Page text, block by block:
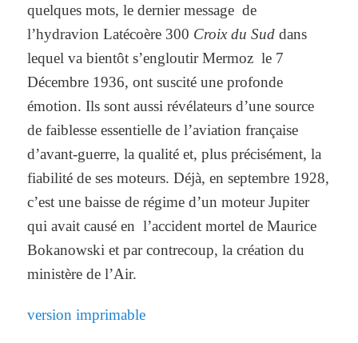
quelques mots, le dernier message de
l’hydravion Latécoère 300 Croix du Sud dans
lequel va bientôt s’engloutir Mermoz le 7
Décembre 1936, ont suscité une profonde
émotion. Ils sont aussi révélateurs d’une source
de faiblesse essentielle de l’aviation française
d’avant-guerre, la qualité et, plus précisément, la
fiabilité de ses moteurs. Déjà, en septembre 1928,
c’est une baisse de régime d’un moteur Jupiter
qui avait causé en l’accident mortel de Maurice
Bokanowski et par contrecoup, la création du
ministère de l’Air.
version imprimable